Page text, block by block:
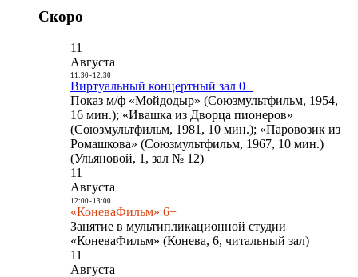
Скоро
11
Августа
11:30- 12:30
Виртуальный концертный зал 0+
Показ м/ф «Мойдодыр» (Союзмультфильм, 1954,
16 мин.); «Ивашка из Дворца пионеров»
(Союзмультфильм, 1981, 10 мин.); «Паровозик из
Ромашкова» (Союзмультфильм, 1967, 10 мин.)
(Ульяновой, 1, зал № 12)
11
Августа
12:00- 13:00
«КоневаФильм» 6+
Занятие в мультипликационной студии
«КоневаФильм» (Конева, 6, читальный зал)
11
Августа